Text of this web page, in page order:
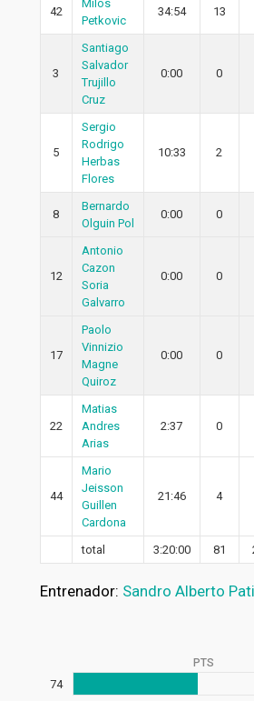
42
Milos
Petkovic
34:54 13
3
Santiago
Salvador
Trujillo
Cruz
0:00 0
5
Sergio
Rodrigo
Herbas
Flores
10:33 2
8
Bernardo
Olguin Pol
0:00 0
12
Antonio
Cazon
Soria
Galvarro
0:00 0
17
Paolo
Vinnizio
Magne
Quiroz
0:00 0
22
Matias
Andres
Arias
2:37 0
44
Mario
Jeisson
Guillen
Cardona
21:46 4
total 3:20:00 81
Entrenador: Sandro Alberto
PTS
74